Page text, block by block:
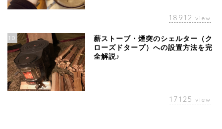
18912 view
10
薪ストーブ・煙突のシェルター（ク
ローズドタープ）への設置方法を完
全解説♪
17125 view